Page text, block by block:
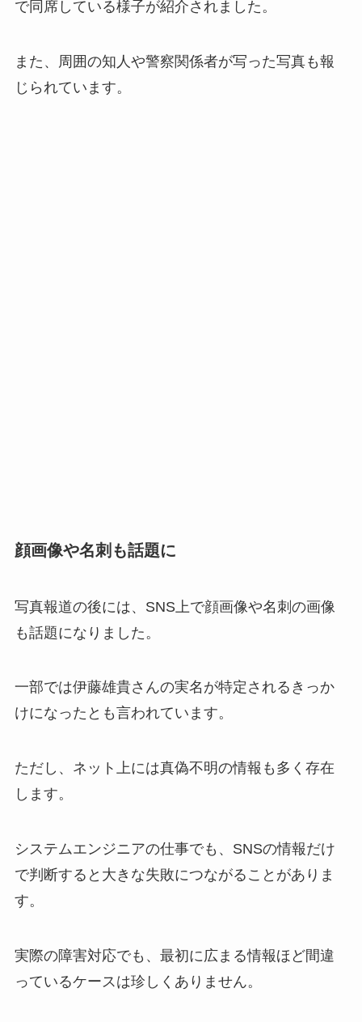
で同席している様子が紹介されました。
また、周囲の知人や警察関係者が写った写真も報
じられています。
顔画像や名刺も話題に
写真報道の後には、SNS上で顔画像や名刺の画像
も話題になりました。
一部では伊藤雄貴さんの実名が特定されるきっか
けになったとも言われています。
ただし、ネット上には真偽不明の情報も多く存在
します。
システムエンジニアの仕事でも、SNSの情報だけ
で判断すると大きな失敗につながることがありま
す。
実際の障害対応でも、最初に広まる情報ほど間違
っているケースは珍しくありません。